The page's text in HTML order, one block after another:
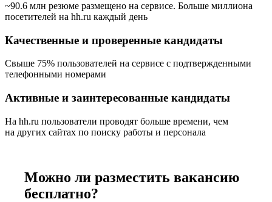
~90.6 млн резюме размещено на сервисе. Больше миллиона
посетителей на hh.ru каждый день
Качественные и проверенные кандидаты
Свыше 75% пользователей на сервисе с подтвержденными
телефонными номерами
Активные и заинтересованные кандидаты
На hh.ru пользователи проводят больше времени, чем
на других сайтах по поиску работы и персонала
Можно ли разместить вакансию
бесплатно?